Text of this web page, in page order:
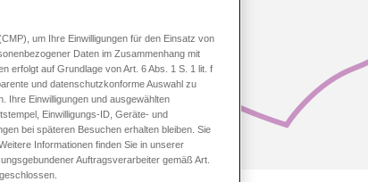
um Ihre Einwilligungen für den Einsatz von
Daten im Zusammenhang mit
erfolgt auf Grundlage von Art. 6 Abs. 1 S. 1 lit. f
und datenschutzkonforme Auswahl zu
Ihre Einwilligungen und ausgewählten
Einwilligungs-ID, Geräte- und
bei späteren Besuchen erhalten bleiben. Sie
Informationen finden Sie in unserer
Auftragsverarbeiter gemäß Art.